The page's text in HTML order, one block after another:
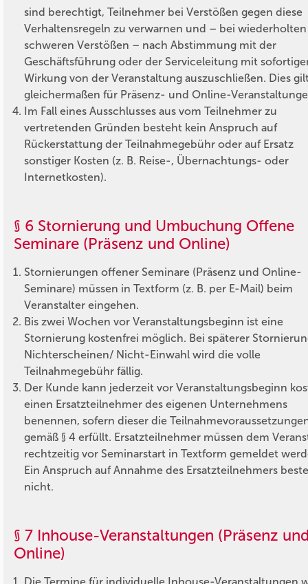
sind berechtigt, Teilnehmer bei Verstößen gegen diese
Verhaltensregeln zu verwarnen und – bei
schweren Verstößen – nach Abstimmung mit der
Geschäftsführung oder der Serviceleitung mit
Wirkung von der Veranstaltung auszuschließen. Dies
gleichermaßen für Präsenz- und Online-
Im Fall eines Ausschlusses aus vom Teilnehmer zu
vertretenden Gründen besteht kein Anspruch auf
Rückerstattung der Teilnahmegebühr oder auf Ersatz
sonstiger Kosten (z. B. Reise-, Übernachtungs- oder
Internetkosten).
§ 6 Stornierung und Umbuchung Offene
Seminare (Präsenz und Online)
Stornierungen offener Seminare (Präsenz und Online-
Seminare) müssen in Textform (z. B. per E-Mail) beim
Veranstalter eingehen.
Bis zwei Wochen vor Veranstaltungsbeginn ist eine
Stornierung kostenfrei möglich. Bei späterer
Nichterscheinen/ Nicht-Einwahl wird die volle
Teilnahmegebühr fällig.
Der Kunde kann jederzeit vor Veranstaltungsbeginn
einen Ersatzteilnehmer des eigenen Unternehmens
benennen, sofern dieser die
gemäß § 4 erfüllt. Ersatzteilnehmer müssen dem
rechtzeitig vor Seminarstart in Textform gemeldet
Ein Anspruch auf Annahme des Ersatzteilnehmers
nicht.
§ 7 Inhouse-Veranstaltungen (Präsenz
Online)
Die Termine für individuelle Inhouse-Veranstaltungen